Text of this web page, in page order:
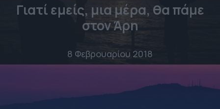
Γιατί εμείς, μια μέρα, θα πάμε
στον Άρη
8 Φεβρουαρίου 2018